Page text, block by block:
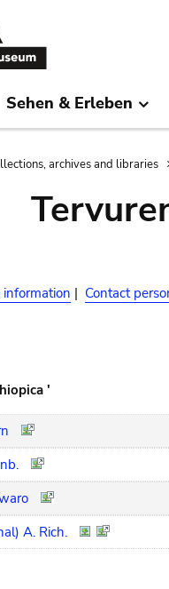
Sehen & Erleben
archives and libraries
information | Contact
'
A. Rich.